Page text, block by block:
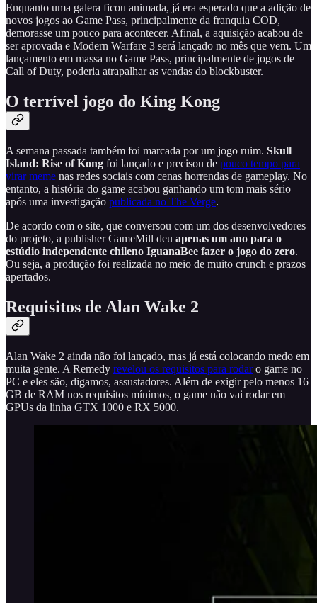
Enquanto uma galera ficou animada, já era esperado que a adição de
novos jogos ao Game Pass, principalmente da franquia COD,
demorasse um pouco para acontecer. Afinal, a aquisição acabou de
ser aprovada e Modern Warfare 3 será lançado no mês que vem. Um
lançamento em massa no Game Pass, principalmente de jogos de
Call of Duty, poderia atrapalhar as vendas do blockbuster.
O terrível jogo do King Kong
A semana passada também foi marcada por um jogo ruim. Skull
Island: Rise of Kong foi lançado e precisou de pouco tempo para
virar meme nas redes sociais com cenas horrendas de gameplay. No
entanto, a história do game acabou ganhando um tom mais sério
após uma investigação publicada no The Verge.
De acordo com o site, que conversou com um dos desenvolvedores
do projeto, a publisher GameMill deu apenas um ano para o
estúdio independente chileno IguanaBee fazer o jogo do zero.
Ou seja, a produção foi realizada no meio de muito crunch e prazos
apertados.
Requisitos de Alan Wake 2
Alan Wake 2 ainda não foi lançado, mas já está colocando medo em
muita gente. A Remedy revelou os requisitos para rodaro game no
PC e eles são, digamos, assustadores. Além de exigir pelo menos 16
GB de RAM nos requisitos mínimos, o game não vai rodar em
GPUs da linha GTX 1000 e RX 5000.